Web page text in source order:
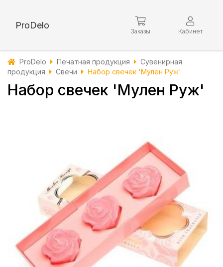
ProDelo
Заказы Кабинет
ProDelo Печатная продукция
Сувенирная
продукция
Свечи Набор свечек 'Мулен Руж'
Набор свечек 'Мулен Руж'